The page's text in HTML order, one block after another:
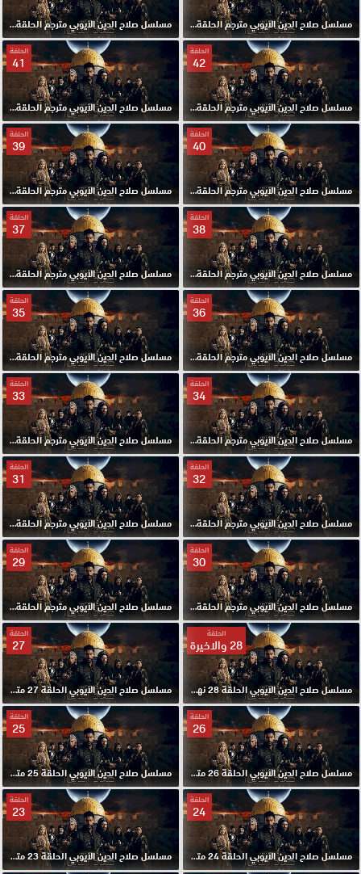
مسلسل صلاح الدين الايوبي مترجم الحلقة 44 HD مسلسل صلاح الدين الايوبي مترجم الحلقة 43 HD
الحلقة
42
مسلسل صلاح الدين الايوبي مترجم الحلقة 42 HD
الحلقة
41
مسلسل صلاح الدين الايوبي مترجم الحلقة 41 HD
الحلقة
40
مسلسل صلاح الدين الايوبي مترجم الحلقة 40 HD
الحلقة
39
مسلسل صلاح الدين الايوبي مترجم الحلقة 39 HD
الحلقة
38
مسلسل صلاح الدين الايوبي مترجم الحلقة 38 HD
الحلقة
37
مسلسل صلاح الدين الايوبي مترجم الحلقة 37 HD
الحلقة
36
مسلسل صلاح الدين الايوبي مترجم الحلقة 36 HD
الحلقة
35
مسلسل صلاح الدين الايوبي مترجم الحلقة 35 HD
الحلقة
34
مسلسل صلاح الدين الايوبي مترجم الحلقة 34 HD
الحلقة
33
مسلسل صلاح الدين الايوبي مترجم الحلقة 33 HD
الحلقة
32
مسلسل صلاح الدين الايوبي مترجم الحلقة 32 HD
الحلقة
31
مسلسل صلاح الدين الايوبي مترجم الحلقة 31 HD
الحلقة
30
مسلسل صلاح الدين الايوبي مترجم الحلقة 30 HD
الحلقة
29
مسلسل صلاح الدين الايوبي مترجم الحلقة 29 HD
الحلقة
28 والاخيرة
مسلسل صلاح الدين الايوبي الحلقة 28 نهاية موسم مترجم HD
الحلقة
27
مسلسل صلاح الدين الايوبي الحلقة 27 مترجم HD
الحلقة
26
مسلسل صلاح الدين الايوبي الحلقة 26 مترجم HD
الحلقة
25
مسلسل صلاح الدين الايوبي الحلقة 25 مترجم HD
الحلقة
24
مسلسل صلاح الدين الايوبي الحلقة 24 مترجم HD
الحلقة
23
مسلسل صلاح الدين الايوبي الحلقة 23 مترجم HD